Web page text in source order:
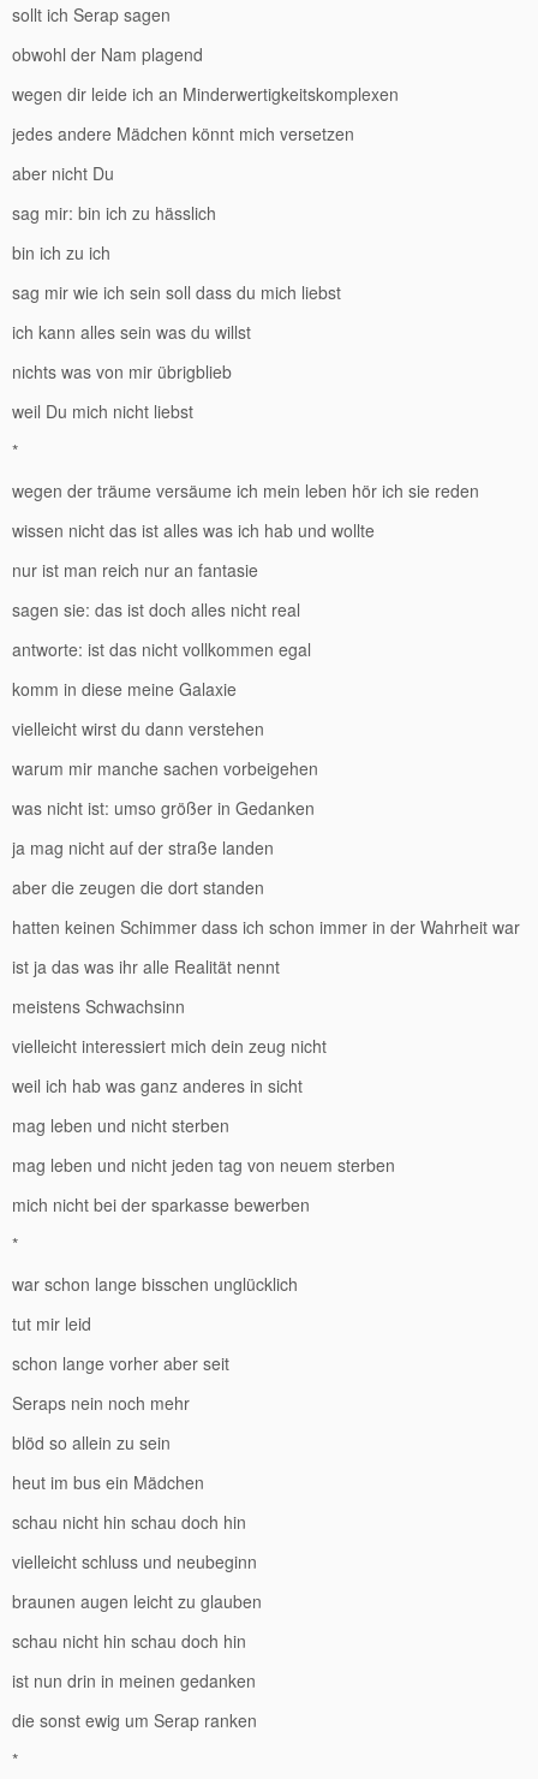
sollt ich Serap sagen
obwohl der Nam plagend
wegen dir leide ich an Minderwertigkeitskomplexen
jedes andere Mädchen könnt mich versetzen
aber nicht Du
sag mir: bin ich zu hässlich
bin ich zu ich
sag mir wie ich sein soll dass du mich liebst
ich kann alles sein was du willst
nichts was von mir übrigblieb
weil Du mich nicht liebst
*
wegen der träume versäume ich mein leben hör ich sie reden
wissen nicht das ist alles was ich hab und wollte
nur ist man reich nur an fantasie
sagen sie: das ist doch alles nicht real
antworte: ist das nicht vollkommen egal
komm in diese meine Galaxie
vielleicht wirst du dann verstehen
warum mir manche sachen vorbeigehen
was nicht ist: umso größer in Gedanken
ja mag nicht auf der straße landen
aber die zeugen die dort standen
hatten keinen Schimmer dass ich schon immer in der Wahrheit war
ist ja das was ihr alle Realität nennt
meistens Schwachsinn
vielleicht interessiert mich dein zeug nicht
weil ich hab was ganz anderes in sicht
mag leben und nicht sterben
mag leben und nicht jeden tag von neuem sterben
mich nicht bei der sparkasse bewerben
*
war schon lange bisschen unglücklich
tut mir leid
schon lange vorher aber seit
Seraps nein noch mehr
blöd so allein zu sein
heut im bus ein Mädchen
schau nicht hin schau doch hin
vielleicht schluss und neubeginn
braunen augen leicht zu glauben
schau nicht hin schau doch hin
ist nun drin in meinen gedanken
die sonst ewig um Serap ranken
*